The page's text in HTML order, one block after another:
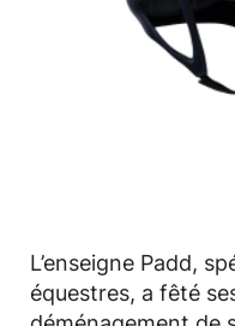
L’enseigne Padd,
équestres, a fêté